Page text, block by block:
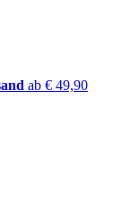
ab € 49,90